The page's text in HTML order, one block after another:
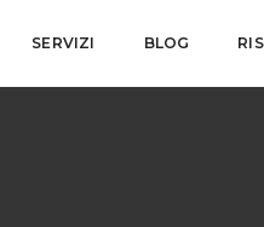
SERVIZI BLOG